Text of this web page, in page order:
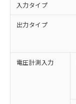
入力タイプ
出力タイプ
電圧計測入力